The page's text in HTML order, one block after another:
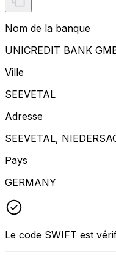
Nom de la banque
UNICREDIT BANK
Ville
SEEVETAL
Adresse
SEEVETAL,
Pays
GERMANY
Le code SWIFT est